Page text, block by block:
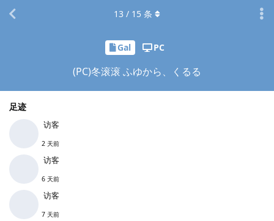
Gal PC
(PC)冬滚滚 ふゆから、くるる
足迹
访客
2 天前
访客
6 天前
访客
7 天前
13 / 15 条